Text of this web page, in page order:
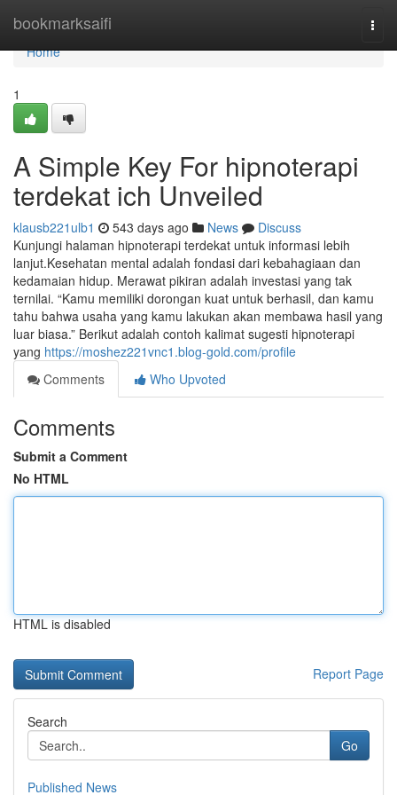
bookmarksaifi
Home
Home
1
A Simple Key For hipnoterapi
terdekat ich Unveiled
klausb221ulb1 543 days ago News
Discuss
Kunjungi halaman hipnoterapi terdekat untuk informasi lebih
lanjut.Kesehatan mental adalah fondasi dari kebahagiaan dan
kedamaian hidup. Merawat pikiran adalah investasi yang tak
ternilai. “Kamu memiliki dorongan kuat untuk berhasil, dan kamu
tahu bahwa usaha yang kamu lakukan akan membawa hasil yang
luar biasa.” Berikut adalah contoh kalimat sugesti hipnoterapi
yang https://moshez221vnc1.blog-gold.com/profile
Comments
Who Upvoted
Comments
Submit a Comment
No HTML
HTML is disabled
Report Page
Search
Go
Published News